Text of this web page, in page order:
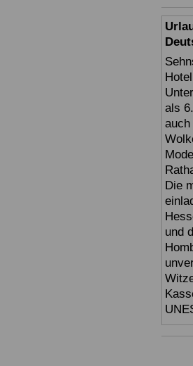
als
Die
und